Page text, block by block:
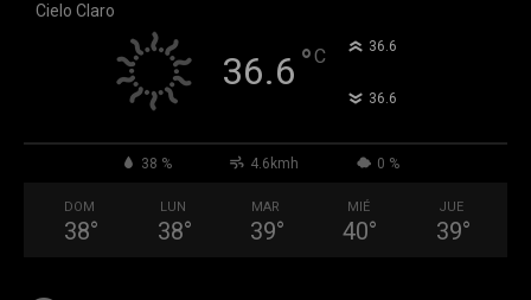
Cielo Claro
36.6 °C 36.6
36.6
38 % 4.6kmh 0 %
DOM
38°
LUN
38°
MAR
39°
MIÉ
40°
JUE
39°